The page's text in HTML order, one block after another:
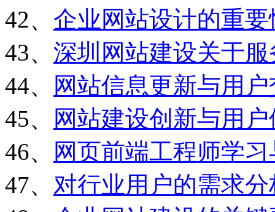
42、 企业网站设计的重要
43、 深圳网站建设关于
44、
网站信息更新与用
45、
网站建设创新与用
46、
网页前端工程师学
47、 对行业用户的需求